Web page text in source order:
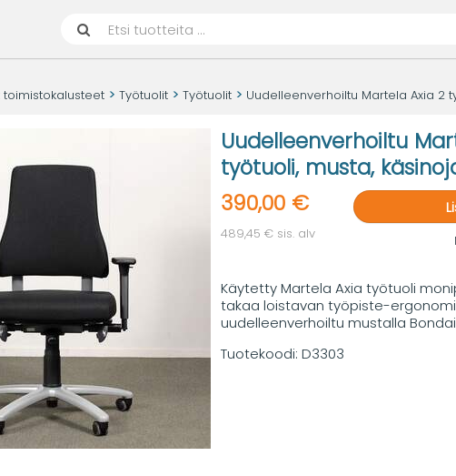
toimistokalusteet Työtuolit Työtuolit Uudelleenverhoiltu Martela Axia 2
Uudelleenverhoiltu
työtuoli, musta,
390,00 €
489,45 € sis. alv
Käytetty Martela Axia työtuoli
takaa loistavan työpiste-
uudelleenverhoiltu mustalla
Tuotekoodi: D3303